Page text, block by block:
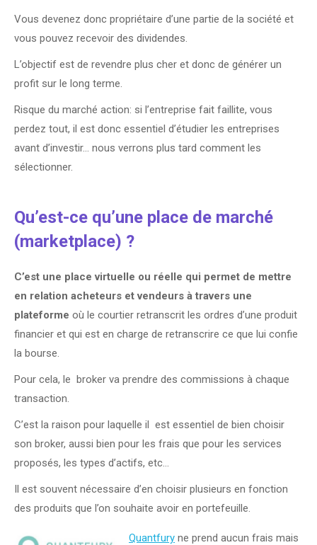
Vous devenez donc propriétaire d’une partie de la société et
vous pouvez recevoir des dividendes.
L’objectif est de revendre plus cher et donc de générer un
profit sur le long terme.
Risque du marché action: si l’entreprise fait faillite, vous
perdez tout, il est donc essentiel d’étudier les entreprises
avant d’investir… nous verrons plus tard comment les
sélectionner.
Qu’est-ce qu’une place de marché
(marketplace) ?
C’est une place virtuelle ou réelle qui permet de mettre
en relation acheteurs et vendeurs à travers une
plateforme où le courtier retranscrit les ordres d’une produit
financier et qui est en charge de retranscrire ce que lui confie
la bourse.
Pour cela, le broker va prendre des commissions à chaque
transaction.
C’est la raison pour laquelle il est essentiel de bien choisir
son broker, aussi bien pour les frais que pour les services
proposés, les types d’actifs, etc…
Il est souvent nécessaire d’en choisir plusieurs en fonction
des produits que l’on souhaite avoir en portefeuille.
Quantfury ne prend aucun frais mais